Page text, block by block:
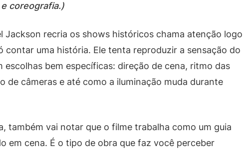
coreografia.)
Jackson recria os shows históricos chama atenção logo
contar uma história. Ele tenta reproduzir a sensação do
escolhas bem específicas: direção de cena, ritmo das
de câmeras e até como a iluminação muda durante
também vai notar que o filme trabalha como um guia
em cena. É o tipo de obra que faz você perceber